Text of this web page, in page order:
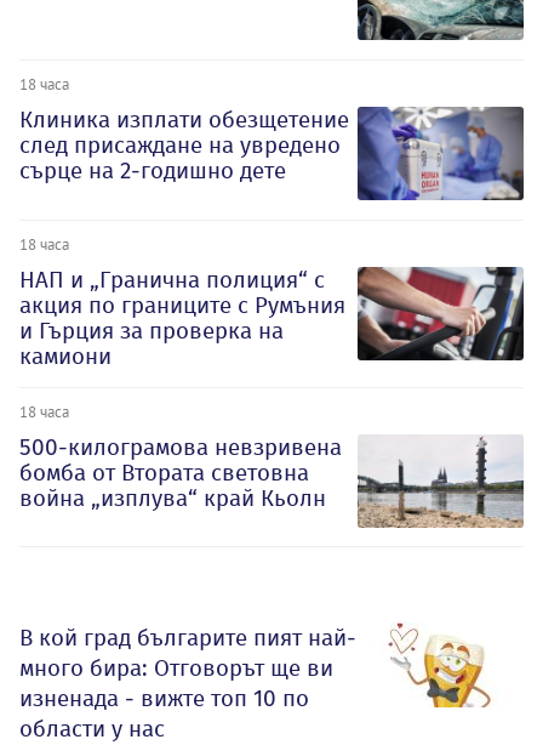
18 часа
Клиника изплати обезщетение
след присаждане на увредено
сърце на 2-годишно дете
18 часа
НАП и „Гранична полиция“ с
акция по границите с Румъния
и Гърция за проверка на
камиони
18 часа
500-килограмова невзривена
бомба от Втората световна
война „изплува“ край Кьолн
В кой град българите пият най-
много бира: Отговорът ще ви
изненада - вижте топ 10 по
области у нас